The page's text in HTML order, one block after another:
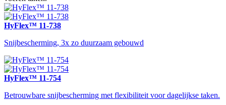
HyFlex™ 11-738
Snijbescherming, 3x zo duurzaam gebouwd
HyFlex™ 11-754
Betrouwbare snijbescherming met flexibiliteit voor dagelijkse taken.